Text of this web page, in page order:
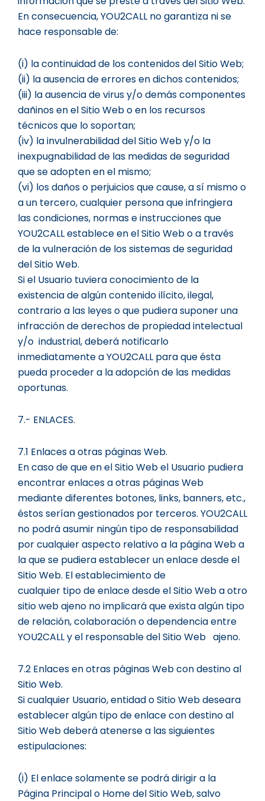
En consecuencia, YOU2CALL no garantiza ni se
hace responsable de:
(i) la continuidad de los contenidos del Sitio Web;
(ii) la ausencia de errores en dichos contenidos;
(iii) la ausencia de virus y/o demás componentes
dañinos en el Sitio Web o en los recursos
técnicos que lo soportan;
(iv) la invulnerabilidad del Sitio Web y/o la
inexpugnabilidad de las medidas de seguridad
que se adopten en el mismo;
(vi) los daños o perjuicios que cause, a sí mismo o
a un tercero, cualquier persona que infringiera
las condiciones, normas e instrucciones que
YOU2CALL establece en el Sitio Web o a través
de la vulneración de los sistemas de seguridad
del Sitio Web.
Si el Usuario tuviera conocimiento de la
existencia de algún contenido ilícito, ilegal,
contrario a las leyes o que pudiera suponer una
infracción de derechos de propiedad intelectual
y/o industrial, deberá notificarlo
inmediatamente a YOU2CALL para que ésta
pueda proceder a la adopción de las medidas
oportunas.
7.- ENLACES.
7.1 Enlaces a otras páginas Web.
En caso de que en el Sitio Web el Usuario pudiera
encontrar enlaces a otras páginas Web
mediante diferentes botones, links, banners, etc.,
éstos serían gestionados por terceros. YOU2CALL
no podrá asumir ningún tipo de responsabilidad
por cualquier aspecto relativo a la página Web a
la que se pudiera establecer un enlace desde el
Sitio Web. El establecimiento de
cualquier tipo de enlace desde el Sitio Web a otro
sitio web ajeno no implicará que exista algún tipo
de relación, colaboración o dependencia entre
YOU2CALL y el responsable del Sitio Web ajeno.
7.2 Enlaces en otras páginas Web con destino al
Sitio Web.
Si cualquier Usuario, entidad o Sitio Web deseara
establecer algún tipo de enlace con destino al
Sitio Web deberá atenerse a las siguientes
estipulaciones:
(i) El enlace solamente se podrá dirigir a la
Página Principal o Home del Sitio Web, salvo